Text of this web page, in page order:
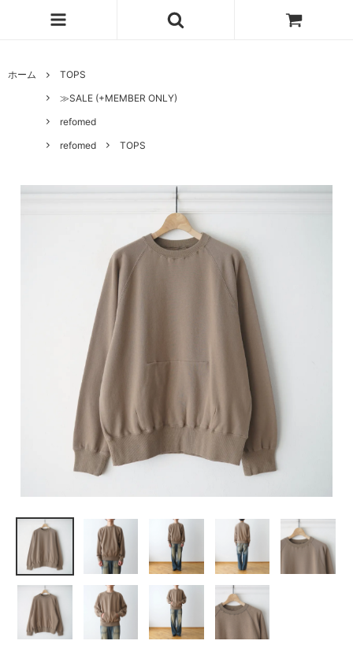
ホーム
TOPS
≫SALE (+MEMBER ONLY)
refomed
refomed
TOPS